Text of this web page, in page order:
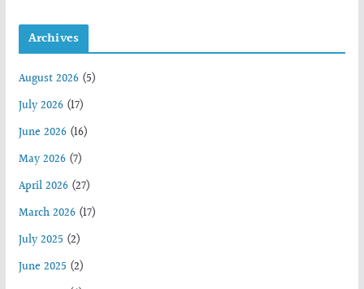
Archives
August 2026(5)
July 2026(17)
June 2026(16)
May 2026(7)
April 2026(27)
March 2026(17)
July 2025 (2)
June 2025 (2)